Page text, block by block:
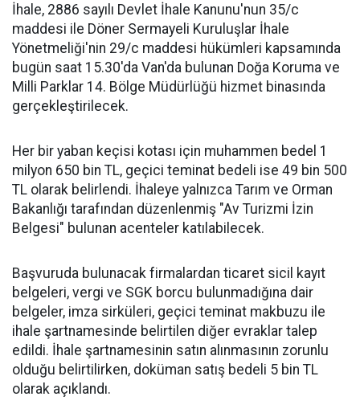
İhale, 2886 sayılı Devlet İhale Kanunu'nun 35/c
maddesi ile Döner Sermayeli Kuruluşlar İhale
Yönetmeliği'nin 29/c maddesi hükümleri kapsamında
bugün saat 15.30'da Van'da bulunan Doğa Koruma ve
Milli Parklar 14. Bölge Müdürlüğü hizmet binasında
gerçekleştirilecek.
Her bir yaban keçisi kotası için muhammen bedel 1
milyon 650 bin TL, geçici teminat bedeli ise 49 bin 500
TL olarak belirlendi. İhaleye yalnızca Tarım ve Orman
Bakanlığı tarafından düzenlenmiş "Av Turizmi İzin
Belgesi" bulunan acenteler katılabilecek.
Başvuruda bulunacak firmalardan ticaret sicil kayıt
belgeleri, vergi ve SGK borcu bulunmadığına dair
belgeler, imza sirküleri, geçici teminat makbuzu ile
ihale şartnamesinde belirtilen diğer evraklar talep
edildi. İhale şartnamesinin satın alınmasının zorunlu
olduğu belirtilirken, doküman satış bedeli 5 bin TL
olarak açıklandı.